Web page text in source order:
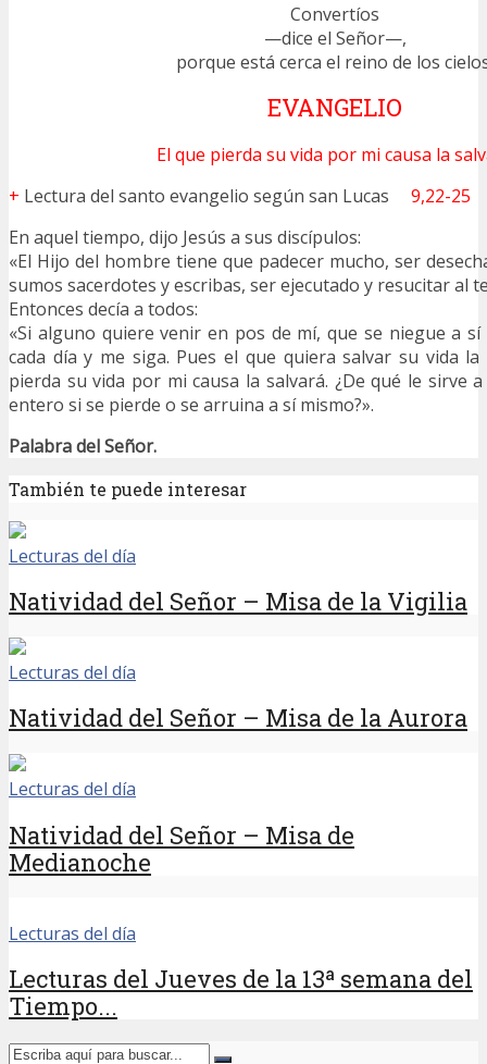
Convertíos
—dice el Señor—,
porque está cerca el reino de los
EVANGELIO
El que pierda su vida por mi causa la
+ Lectura del santo evangelio según san Lucas 9,22-25
En aquel tiempo, dijo Jesús a sus discípulos:
«El Hijo del hombre tiene que padecer mucho, ser
sumos sacerdotes y escribas, ser ejecutado y resucitar al
Entonces decía a todos:
«Si alguno quiere venir en pos de mí, que se niegue a
cada día y me siga. Pues el que quiera salvar su vida
pierda su vida por mi causa la salvará. ¿De qué le sirve
entero si se pierde o se arruina a sí mismo?».
Palabra del Señor.
También te puede interesar
Lecturas del día
Natividad del Señor – Misa de la Vigilia
Lecturas del día
Natividad del Señor – Misa de la Aurora
Lecturas del día
Natividad del Señor – Misa de
Medianoche
Lecturas del día
Lecturas del Jueves de la 13ª semana del
Tiempo...